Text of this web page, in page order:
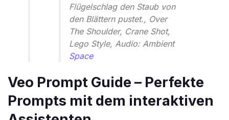
Flügelschlag den Staub von
den Blättern pustet., Over
The Shoulder, Crane Shot,
Lego Style, Audio: Ambient
Space
Veo Prompt Guide – Perfekte
Prompts mit dem interaktiven